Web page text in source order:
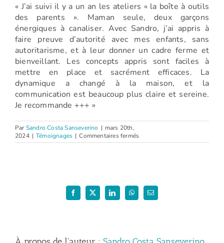
« J’ai suivi il y a un an les ateliers « la boîte à outils
des parents ». Maman seule, deux garçons
énergiques à canaliser. Avec Sandro, j’ai appris à
faire preuve d’autorité avec mes enfants, sans
autoritarisme, et à leur donner un cadre ferme et
bienveillant. Les concepts appris sont faciles à
mettre en place et sacrément efficaces. La
dynamique a changé à la maison, et la
communication est beaucoup plus claire et sereine.
Je recommande +++ »
Par Sandro Costa Sanseverino | mars 20th,
2024 | Témoignages | Commentaires ferméssur
Pauline
des
parents
Facebook
X LinkedInWhatsAppEmail